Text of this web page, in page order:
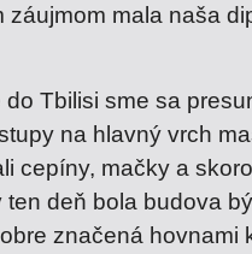
záujmom mala naša
Tbilisi sme sa
na hlavný vrch
cepíny, mačky a
ten deň bola budova
značená hovnami